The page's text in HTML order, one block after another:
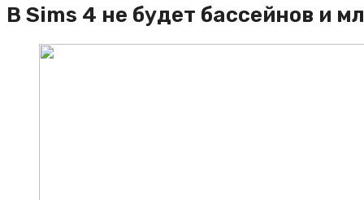
В Sims 4 не будет бассейнов и